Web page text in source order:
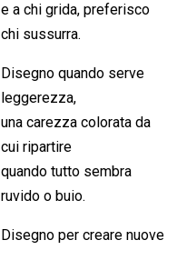
e a chi grida, preferisco
chi sussurra.
Disegno quando serve
leggerezza,
una carezza colorata da
cui ripartire
quando tutto sembra
ruvido o buio.
Disegno per creare nuove